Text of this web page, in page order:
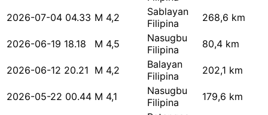
2026-07-04 04.33 M 4,2
Sablayan
Filipina
268,6 km
2026-06-19 18.18 M 4,5
Nasugbu
Filipina
80,4 km
2026-06-12 20.21 M 4,2
Balayan
Filipina
202,1 km
2026-05-22 00.44 M 4,1
Nasugbu
Filipina
179,6 km